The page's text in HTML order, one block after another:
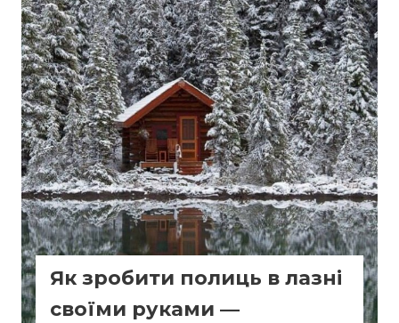
Як зробити полиць в лазні
своїми руками —